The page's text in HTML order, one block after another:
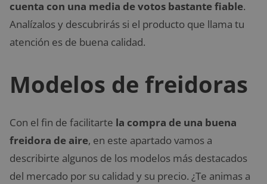
cuenta con una media de votos bastante fiable.
Analízalos y descubrirás si el producto que llama tu
atención es de buena calidad.
Modelos de freidoras
Con el fin de facilitarte la compra de una buena
freidora de aire, en este apartado vamos a
describirte algunos de los modelos más destacados
del mercado por su calidad y su precio. ¿Te animas a